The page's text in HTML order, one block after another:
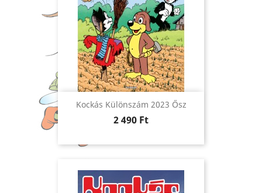
Kockás Különszám 2023 Ősz
Ár
2 490 Ft